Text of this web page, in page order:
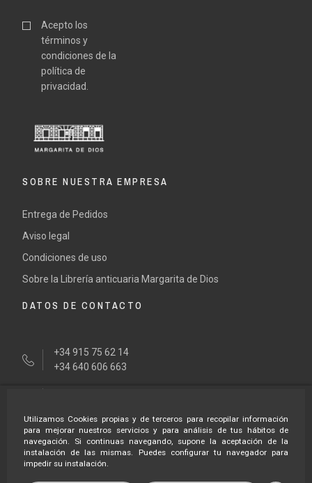
Utilizamos Cookies propias y de terceros para recopilar información
para mejorar nuestros servicios y para análisis de tus hábitos de
navegación. Si continuas navegando, supone la aceptación de la
instalación de las mismas. Puedes configurar tu navegador para
impedir su instalación.
Acepto los
términos y
condiciones de la
política de
privacidad.
SOBRE NUESTRA EMPRESA
Entrega de Pedidos
Aviso legal
Condiciones de uso
Sobre la Librería anticuaria Margarita de Dios
DATOS DE CONTACTO
+34 915 75 62 14
+34 640 606 663
HORARÍO LIBRERÍA
Lunes a